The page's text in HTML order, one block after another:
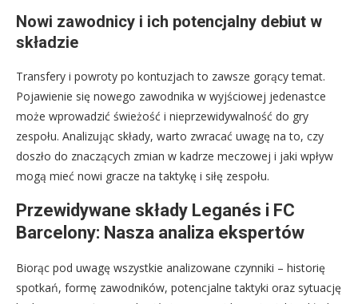
Nowi zawodnicy i ich potencjalny debiut w
składzie
Transfery i powroty po kontuzjach to zawsze gorący temat.
Pojawienie się nowego zawodnika w wyjściowej jedenastce
może wprowadzić świeżość i nieprzewidywalność do gry
zespołu. Analizując składy, warto zwracać uwagę na to, czy
doszło do znaczących zmian w kadrze meczowej i jaki wpływ
mogą mieć nowi gracze na taktykę i siłę zespołu.
Przewidywane składy Leganés i FC
Barcelony: Nasza analiza ekspertów
Biorąc pod uwagę wszystkie analizowane czynniki – historię
spotkań, formę zawodników, potencjalne taktyki oraz sytuację